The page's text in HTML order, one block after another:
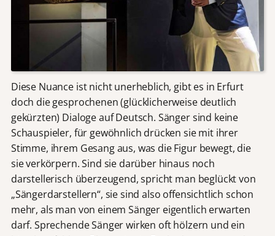
Diese Nuance ist nicht unerheblich, gibt es in Erfurt
doch die gesprochenen (glücklicherweise deutlich
gekürzten) Dialoge auf Deutsch. Sänger sind keine
Schauspieler, für gewöhnlich drücken sie mit ihrer
Stimme, ihrem Gesang aus, was die Figur bewegt, die
sie verkörpern. Sind sie darüber hinaus noch
darstellerisch überzeugend, spricht man beglückt von
„Sängerdarstellern“, sie sind also offensichtlich schon
mehr, als man von einem Sänger eigentlich erwarten
darf. Sprechende Sänger wirken oft hölzern und ein